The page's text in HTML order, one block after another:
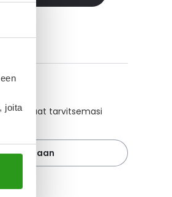
joita
että tilaat tarvitsemasi